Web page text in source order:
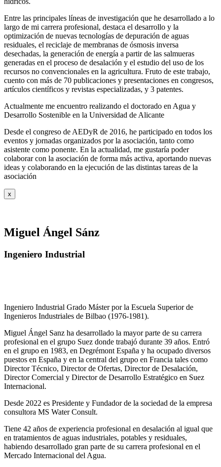
Entre las principales líneas de investigación que he desarrollado a lo
largo de mi carrera profesional, destaca el desarrollo y la
optimización de nuevas tecnologías de depuración de aguas
residuales, el reciclaje de membranas de ósmosis inversa
desechadas, la generación de energía a partir de las salmueras
generadas en el proceso de desalación y el estudio del uso de los
recursos no convencionales en la agricultura. Fruto de este trabajo,
cuento con más de 70 publicaciones y presentaciones en congresos,
artículos científicos y revistas especializadas, y 3 patentes.
Actualmente me encuentro realizando el doctorado en Agua y
Desarrollo Sostenible en la Universidad de Alicante
Desde el congreso de AEDyR de 2016, he participado en todos los
eventos y jornadas organizados por la asociación, tanto como
asistente como ponente. En la actualidad, me gustaría poder
colaborar con la asociación de forma más activa, aportando nuevas
ideas y colaborando en la ejecución de las distintas tareas de la
asociación
x
Miguel Ángel Sánz
Ingeniero Industrial
Ingeniero Industrial Grado Máster por la Escuela Superior de
Ingenieros Industriales de Bilbao (1976-1981).
Miguel Ángel Sanz ha desarrollado la mayor parte de su carrera
profesional en el grupo Suez donde trabajó durante 39 años. Entró
en el grupo en 1983, en Degrémont España y ha ocupado diversos
puestos en España y en la central del grupo en Francia tales como
Director Técnico, Director de Ofertas, Director de Desalación,
Director Comercial y Director de Desarrollo Estratégico en Suez
Internacional.
Desde 2022 es Presidente y Fundador de la sociedad de la empresa
consultora MS Water Consult.
Tiene 42 años de experiencia profesional en desalación al igual que
en tratamientos de aguas industriales, potables y residuales,
habiendo desarrollado gran parte de su carrera profesional en el
Mercado Internacional del Agua.